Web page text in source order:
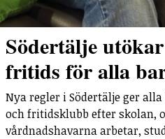
Södertälje
fritids för alla
Nya regler i Södertälje ger
och fritidsklubb efter skolan,
vårdnadshavarna arbetar,